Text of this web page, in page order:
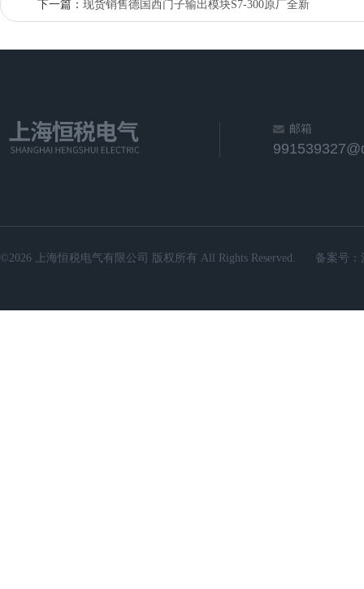
下一篇： 现货销售德国西门子输出模块S7-300原厂全新
邮箱
©2026 上海恒税电气有限公司 版权所有 All Rights Reserved. 备案号：